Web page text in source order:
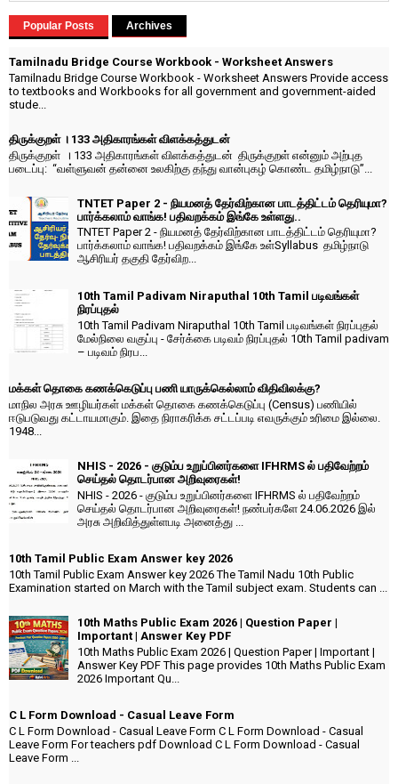
Popular Posts Archives
Tamilnadu Bridge Course Workbook - Worksheet Answers
Tamilnadu Bridge Course Workbook - Worksheet Answers Provide access
to textbooks and Workbooks for all government and government-aided
stude...
திருக்குறள் । 133 அதிகாரங்கள் விளக்கத்துடன்
திருக்குறள் । 133 அதிகாரங்கள் விளக்கத்துடன் திருக்குறள் என்னும் அற்புத
படைப்பு: “வள்ளுவன் தன்னை உலகிற்கு தந்து வான்புகழ் கொண்ட தமிழ்நாடு”...
TNTET Paper 2 - நியமனத் தேர்விற்கான பாடத்திட்டம் தெரியுமா?
பார்க்கலாம் வாங்க! பதிவறக்கம் இங்கே உள்ளது..
TNTET Paper 2 - நியமனத் தேர்விற்கான பாடத்திட்டம் தெரியுமா?
பார்க்கலாம் வாங்க! பதிவறக்கம் இங்கே உள்Syllabus தமிழ்நாடு
ஆசிரியர் தகுதி தேர்விற...
10th Tamil Padivam Niraputhal 10th Tamil படிவங்கள்
நிரப்புதல்
10th Tamil Padivam Niraputhal 10th Tamil படிவங்கள் நிரப்புதல்
மேல்நிலை வகுப்பு - சேர்க்கை படிவம் நிரப்புதல் 10th Tamil padivam
– படிவம் நிரப...
மக்கள் தொகை கணக்கெடுப்பு பணி யாருக்கெல்லாம் விதிவிலக்கு?
மாநில அரசு ஊழியர்கள் மக்கள் தொகை கணக்கெடுப்பு (Census) பணியில்
ஈடுபடுவது கட்டாயமாகும். இதை நிராகரிக்க சட்டப்படி எவருக்கும் உரிமை இல்லை.
1948...
NHIS - 2026 - குடும்ப உறுப்பினர்களை IFHRMS ல் பதிவேற்றம்
செய்தல் தொடர்பான அறிவுரைகள்!
NHIS - 2026 - குடும்ப உறுப்பினர்களை IFHRMS ல் பதிவேற்றம்
செய்தல் தொடர்பான அறிவுரைகள்! நண்பர்களே 24.06.2026 இல்
அரசு அறிவித்துள்ளபடி அனைத்து ...
10th Tamil Public Exam Answer key 2026
10th Tamil Public Exam Answer key 2026 The Tamil Nadu 10th Public
Examination started on March with the Tamil subject exam. Students can ...
10th Maths Public Exam 2026 | Question Paper |
Important | Answer Key PDF
10th Maths Public Exam 2026 | Question Paper | Important |
Answer Key PDF This page provides 10th Maths Public Exam
2026 Important Qu...
C L Form Download - Casual Leave Form
C L Form Download - Casual Leave Form C L Form Download - Casual
Leave Form For teachers pdf Download C L Form Download - Casual
Leave Form ...